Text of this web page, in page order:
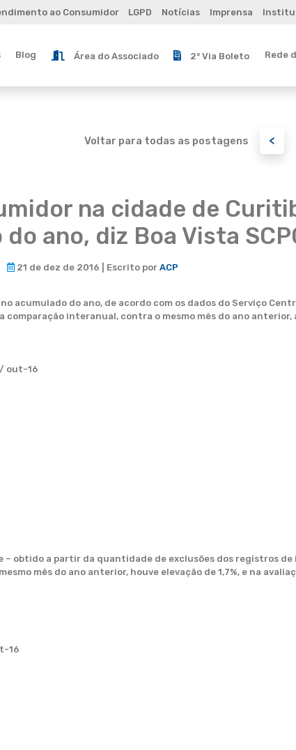
ao Consumidor LGPD Notícias Imprensa
Blog Área do Associado 2ª Via Boleto Rede
Voltar para todas as postagens <
na cidade de
ano, diz Boa Vista
21 de dez de 2016 | Escrito por ACP
acumulado do ano, de acordo com os dados do Serviço
comparação interanual, contra o mesmo mês do ano
out-16
obtido a partir da quantidade de exclusões dos registros
mês do ano anterior, houve elevação de 1,7%, e na
16